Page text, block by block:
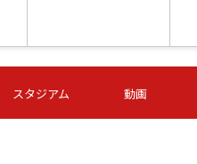
第16節 09/06 (日) 15:00
-
スタジアム 動画